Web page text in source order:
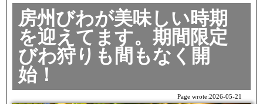
房州びわが美味しい時期
を迎えてます。期間限定
びわ狩りも間もなく開
始！
Page wrote:2026-05-21